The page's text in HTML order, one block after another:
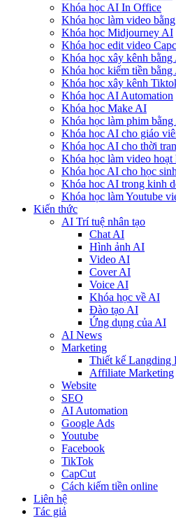
Khóa học AI In Office
Khóa học làm video
Khóa học Midjourney AI
Khóa học edit video
Khóa học xây kênh bằng
Khóa học kiếm tiền bằng
Khóa học xây kênh
Khóa học AI Automation
Khóa học Make AI
Khóa học làm phim
Khóa học AI cho giáo
Khóa học AI cho thời
Khóa học làm video
Khóa học AI cho học
Khóa hoc AI trong kinh
Khóa học làm Youtube
Kiến thức
AI Trí tuệ nhân tạo
Chat AI
Hình ảnh AI
Video AI
Cover AI
Voice AI
Khóa học về AI
Đào tạo AI
Ứng dụng của AI
AI News
Marketing
Thiết kế Langding
Affiliate Marketing
Website
SEO
AI Automation
Google Ads
Youtube
Facebook
TikTok
CapCut
Cách kiếm tiền online
Liên hệ
Tác giả